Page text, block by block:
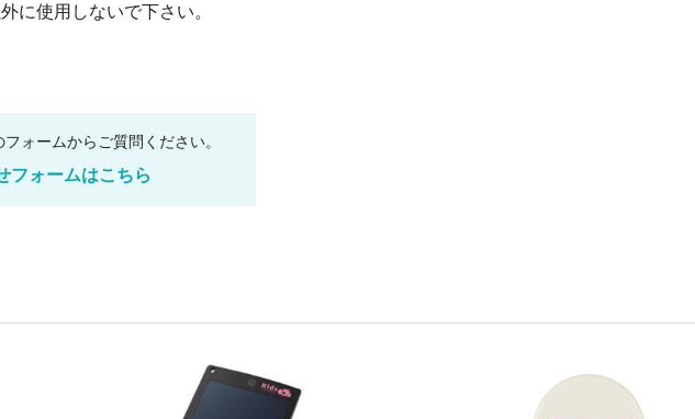
に使用しないで下さい。
ォームからご質問ください。
フォームはこちら